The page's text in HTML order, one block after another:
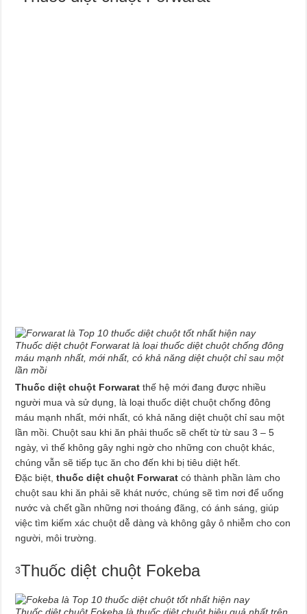
Thuốc diệt chuột Forwarat là loại thuốc diệt chuột chống đông
máu mạnh nhất, mới nhất, có khả năng diệt chuột chỉ sau một
lần mồi
Thuốc diệt chuột Forwarat thế hệ mới đang được nhiều
người mua và sử dụng, là loại thuốc diệt chuột chống đông
máu mạnh nhất, mới nhất, có khả năng diệt chuột chỉ sau một
lần mồi. Chuột sau khi ăn phải thuốc sẽ chết từ từ sau 3 – 5
ngày, vì thế không gây nghi ngờ cho những con chuột khác,
chúng vẫn sẽ tiếp tục ăn cho đến khi bị tiêu diệt hết.
Đặc biệt,thuốc diệt chuột Forwarat có thành phần làm cho
chuột sau khi ăn phải sẽ khát nước, chúng sẽ tìm nơi để uống
nước và chết gần những nơi thoáng đãng, có ánh sáng, giúp
việc tìm kiếm xác chuột dễ dàng và không gây ô nhiễm cho con
người, môi trường.
3Thuốc diệt chuột Fokeba